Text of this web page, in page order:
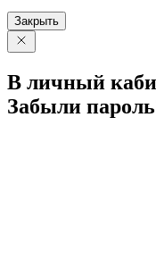
Закрыть
В личный
Забыли